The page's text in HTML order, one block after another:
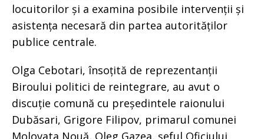
locuitorilor și a examina posibile intervenții și
asistența necesară din partea autorităților
publice centrale.
Olga Cebotari, însoțită de reprezentanții
Biroului politici de reintegrare, au avut o
discuție comună cu președintele raionului
Dubăsari, Grigore Filipov, primarul comunei
Molovata Nouă, Oleg Gazea, șeful Oficiului